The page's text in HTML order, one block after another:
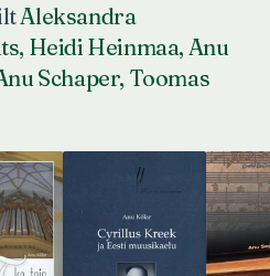
Aleksandra
Heidi Heinmaa, Anu
Schaper, Toomas